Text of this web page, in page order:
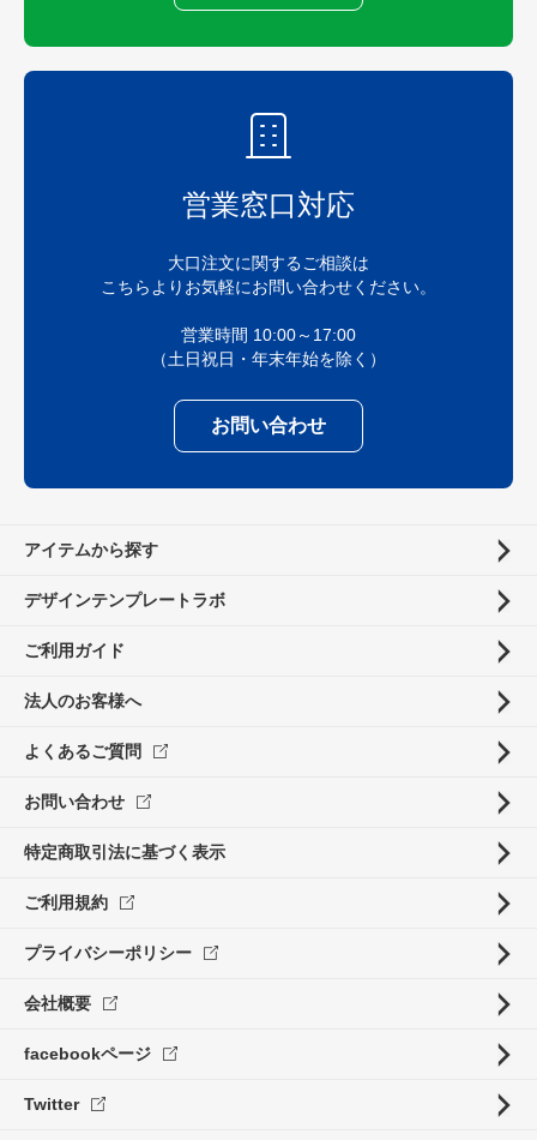
営業窓口対応
大口注文に関するご相談は
こちらよりお気軽にお問い合わせください。
営業時間 10:00～17:00
（土日祝日・年末年始を除く）
お問い合わせ
アイテムから探す
デザインテンプレートラボ
ご利用ガイド
法人のお客様へ
よくあるご質問
お問い合わせ
特定商取引法に基づく表示
ご利用規約
プライバシーポリシー
会社概要
facebookページ
Twitter